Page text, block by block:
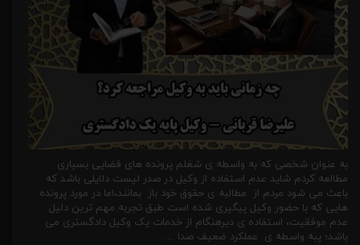
به عنوان شخصی که به واسطه ی شغلم پرونده های قضایی بسیاری
مطالعه کردم شاید عدم استفاده از وکیل در صدر لیست دلایلی باشد که
باعث می شود مردم از مطالبه ی حقوق خود باز بمانند،اما در مورد پرونده
هایی که با حضور وکیل پیگیری شده است طبق تجربه مهم ترین دلیل
عدم موفقیت، استفاده ی دیرهنگام از خدمات یک وکیل دادگستری می
باشد؛ پبه واسطه ی عملکرد ضعیف صدا …